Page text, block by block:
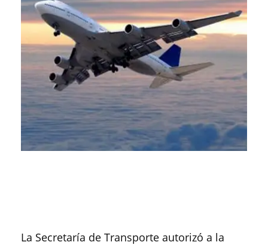
La Secretaría de Transporte autorizó a la